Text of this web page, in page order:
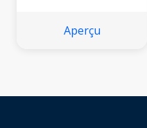
Aperçu